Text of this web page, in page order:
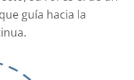
guía hacia la